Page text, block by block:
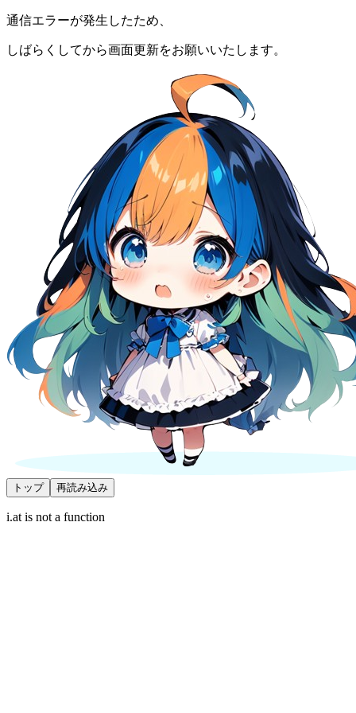
通信エラーが発生したため、
しばらくしてから画面更新をお願いいたします。
トップ 再読み込み
i.at is not a function